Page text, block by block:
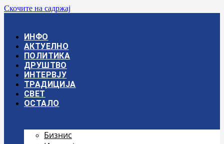
Скочите на садржај
ИНФО
АКТУЕЛНО
ПОЛИТИКА
ДРУШТВО
ИНТЕРВЈУ
ТРАДИЦИЈА
СВЕТ
ОСТАЛО
Бизнис